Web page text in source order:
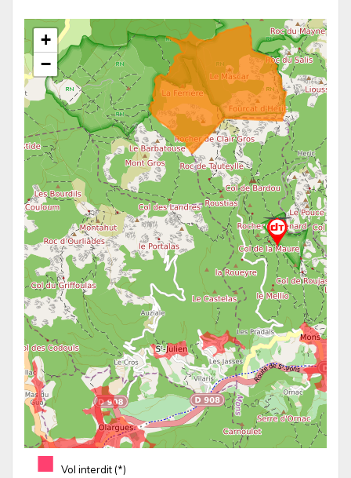
■ Vol interdit (*)